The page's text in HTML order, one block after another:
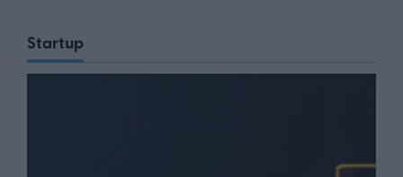
Startup